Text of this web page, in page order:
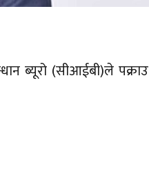
ब्यूरो (सीआईबी)ले पक्राउ